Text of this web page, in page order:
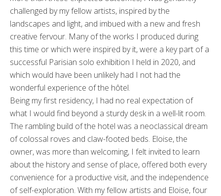
challenged by my fellow artists, inspired by the
landscapes and light, and imbued with a new and fresh
creative fervour. Many of the works I produced during
this time or which were inspired by it, were a key part of a
successful Parisian solo exhibition I held in 2020, and
which would have been unlikely had I not had the
wonderful experience of the hôtel.
Being my first residency, I had no real expectation of
what I would find beyond a sturdy desk in a well-lit room.
The rambling build of the hotel was a neoclassical dream
of colossal roves and claw-footed beds. Eloise, the
owner, was more than welcoming, I felt invited to learn
about the history and sense of place, offered both every
convenience for a productive visit, and the independence
of self-exploration. With my fellow artists and Eloise, four